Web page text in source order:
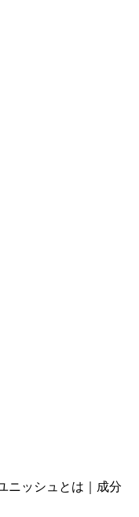
ニッシュとは｜成分